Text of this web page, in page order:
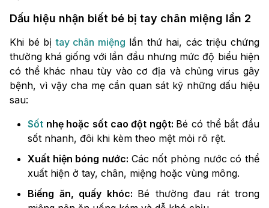
Dấu hiệu nhận biết bé bị tay chân miệng lần 2
Khi bé bịtay chân miệng lần thứ hai, các triệu chứng
thường khá giống với lần đầu nhưng mức độ biểu hiện
có thể khác nhau tùy vào cơ địa và chủng virus gây
bệnh, vì vậy cha mẹ cần quan sát kỹ những dấu hiệu
sau:
Sốt nhẹ hoặc sốt cao đột ngột: Bé có thể bắt đầu
sốt nhanh, đôi khi kèm theo mệt mỏi rõ rệt.
Xuất hiện bóng nước: Các nốt phỏng nước có thể
xuất hiện ở tay, chân, miệng hoặc vùng mông.
Biếng ăn, quấy khóc: Bé thường đau rát trong